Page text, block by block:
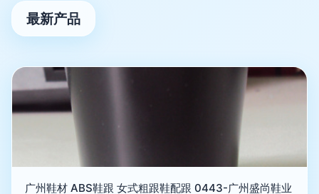
最新产品
广州鞋材 ABS鞋跟 女式粗跟鞋配跟 0443-广州盛尚鞋业